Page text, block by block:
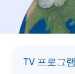
TV 프로그램